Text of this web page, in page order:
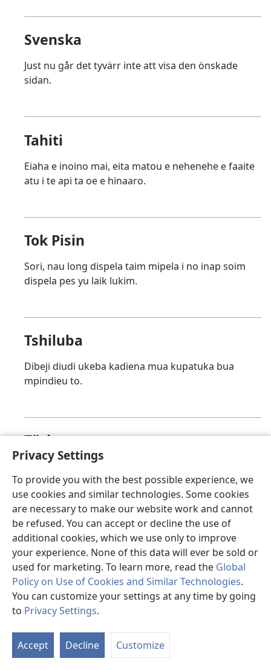
Privacy Settings
To provide you with the best possible experience, we
use cookies and similar technologies. Some cookies
are necessary to make our website work and cannot
be refused. You can accept or decline the use of
additional cookies, which we use only to improve
your experience. None of this data will ever be sold or
used for marketing. To learn more, read the Global
Policy on Use of Cookies and Similar Technologies.
You can customize your settings at any time by going
to Privacy Settings.
Accept Decline Customize
Svenska
Just nu går det tyvärr inte att visa den önskade
sidan.
Tahiti
Eiaha e inoino mai, eita matou e nehenehe e faaite
atu i te api ta oe e hinaaro.
Tok Pisin
Sori, nau long dispela taim mipela i no inap soim
dispela pes yu laik lukim.
Tshiluba
Dibeji diudi ukeba kadiena mua kupatuka bua
mpindieu to.
Türkçe
Üzgünüz, bu sayfa şu anda görüntülenemiyor.
valencià
Ho sentim, en este moment la pàgina que busques
no està disponible.
Hiện trang mà bạn yêu cầu không thể hiển thị.